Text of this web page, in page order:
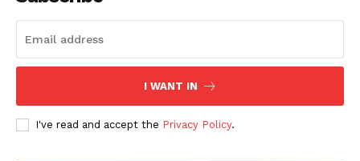
I WANT IN
I've read and accept the Privacy Policy.